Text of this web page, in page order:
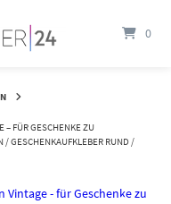
0
– FÜR GESCHENKE ZU
GESCHENKAUFKLEBER RUND /